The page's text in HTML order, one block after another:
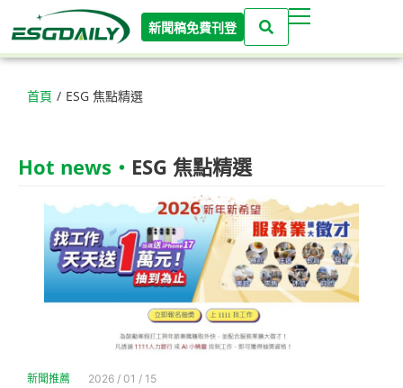
新聞稿免費刊登
首頁 / ESG 焦點精選
Hot news‧ ESG 焦點精選
新聞推薦 2026 / 01 / 15